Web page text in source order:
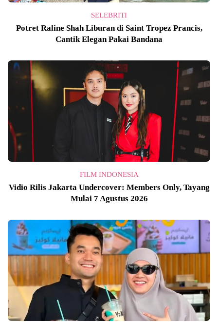
SELEBRITI
Potret Raline Shah Liburan di Saint Tropez Prancis,
Cantik Elegan Pakai Bandana
FILM INDONESIA
Vidio Rilis Jakarta Undercover: Members Only, Tayang
Mulai 7 Agustus 2026